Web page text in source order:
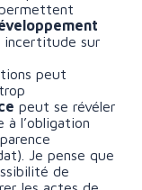
incertitude sur
peut
peut se révéler
l’obligation
Je pense que
de